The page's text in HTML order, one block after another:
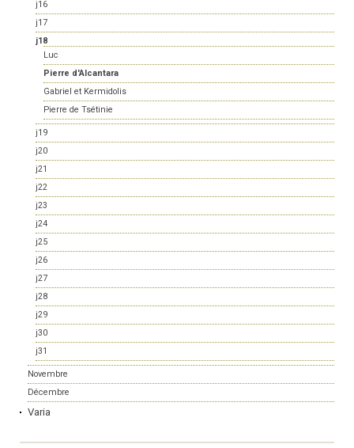
j16
j17
j18
Luc
Pierre d'Alcantara
Gabriel et Kermidolis
Pierre de Tsétinie
j19
j20
j21
j22
j23
j24
j25
j26
j27
j28
j29
j30
j31
Novembre
Décembre
Varia